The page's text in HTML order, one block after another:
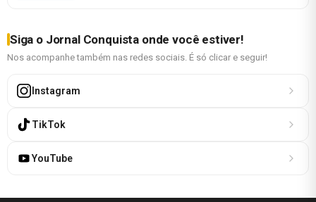
Siga o Jornal Conquista onde você estiver!
Nos acompanhe também nas redes sociais. É só clicar e seguir!
Instagram
TikTok
YouTube